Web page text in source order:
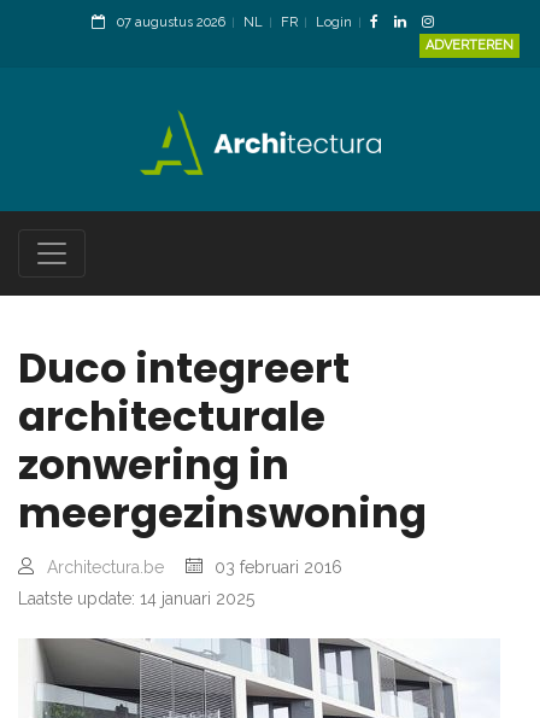
07 augustus 2026 NL FR
Login
ADVERTEREN
Duco integreert
architecturale
zonwering in
meergezinswoning
Architectura.be
03 februari 2016
Laatste update: 14 januari 2025